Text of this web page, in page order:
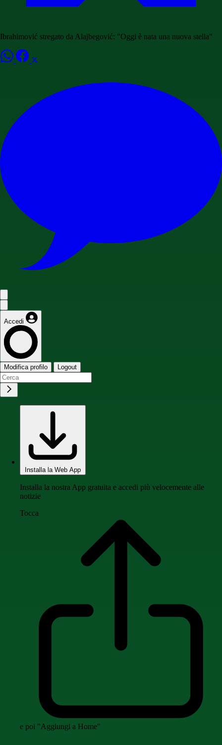
Ibrahimović stregato da Alajbegović: "Oggi è nata una nuova stella"
Accedi
Modifica profilo Logout
Installa la Web App
Installa la nostra App gratuita e accedi più velocemente alle
notizie
Tocca
e poi "Aggiungi a Home"